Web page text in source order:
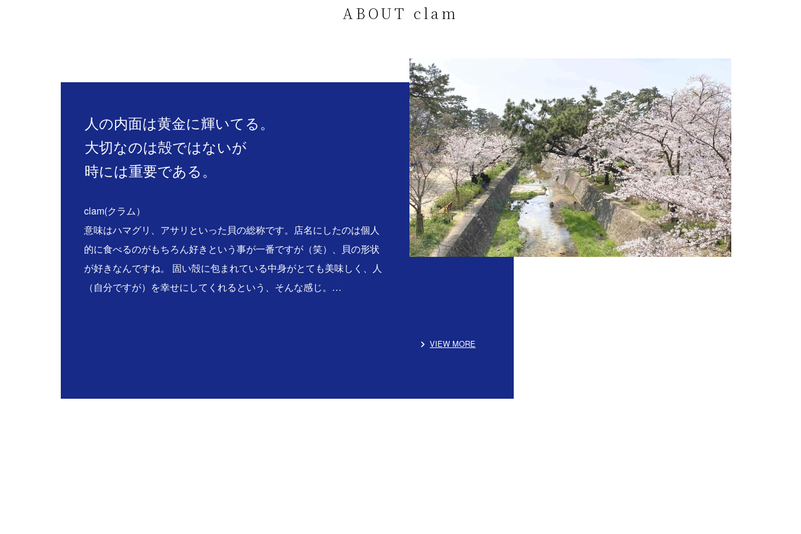
ABOUT clam
人の内面は黄金に輝いてる。
大切なのは殻ではないが
時には重要である。
clam(クラム）
意味はハマグリ、アサリといった貝の総称です。店名にしたのは個人
的に食べるのがもちろん好きという事が一番ですが（笑）、貝の形状
が好きなんですね。 固い殻に包まれている中身がとても美味しく、人
（自分ですが）を幸せにしてくれるという、そんな感じ。…
VIEW MORE